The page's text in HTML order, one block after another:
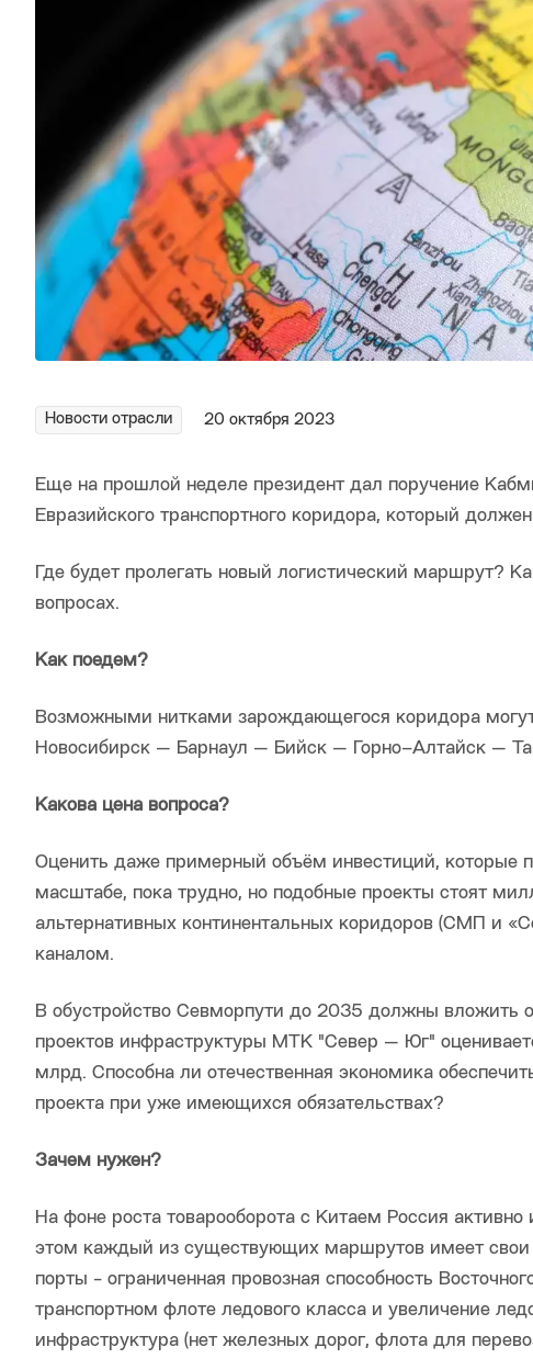
Новости отрасли 20 октября 2023
Еще на прошлой неделе президент дал поручение
Евразийского транспортного коридора, который
Где будет пролегать новый логистический маршрут?
вопросах.
Как поедем?
Возможными нитками зарождающегося коридора
Новосибирск — Барнаул — Бийск — Горно–Алтайск —
Какова цена вопроса?
Оценить даже примерный объём инвестиций, которые
масштабе, пока трудно, но подобные проекты стоят
альтернативных континентальных коридоров (СМП и
каналом.
В обустройство Севморпути до 2035 должны вложить
проектов инфраструктуры МТК "Север — Юг"
млрд. Способна ли отечественная экономика
проекта при уже имеющихся обязательствах?
Зачем нужен?
На фоне роста товарооборота с Китаем Россия
этом каждый из существующих маршрутов имеет свои
порты - ограниченная провозная способность
транспортном флоте ледового класса и увеличение
инфраструктура (нет железных дорог, флота для